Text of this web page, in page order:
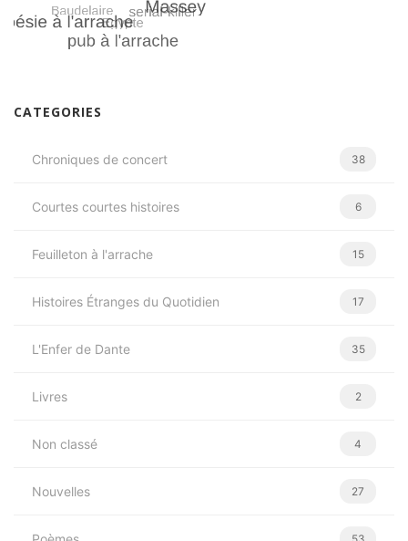
CATEGORIES
Chroniques de concert 38
Courtes courtes histoires 6
Feuilleton à l'arrache 15
Histoires Étranges du Quotidien 17
L'Enfer de Dante 35
Livres 2
Non classé 4
Nouvelles 27